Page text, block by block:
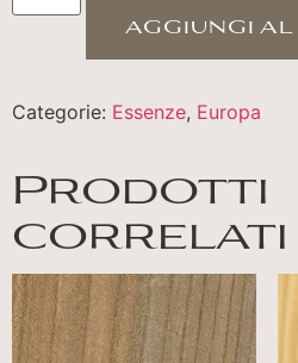
aggiungi
Categorie: Essenze, Europa
Prodotti
correlati